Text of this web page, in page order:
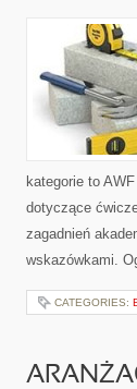
kategorie to
dotyczące
zagadnień
wskazówkami.
CATEGORIES: